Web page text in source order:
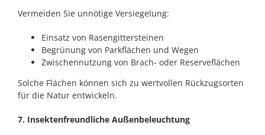
Vermeiden Sie unnötige Versiegelung:
Einsatz von Rasengittersteinen
Begrünung von Parkflächen und Wegen
Zwischennutzung von Brach- oder Reserveflächen
Solche Flächen können sich zu wertvollen Rückzugsorten
für die Natur entwickeln.
7. Insektenfreundliche Außenbeleuchtung